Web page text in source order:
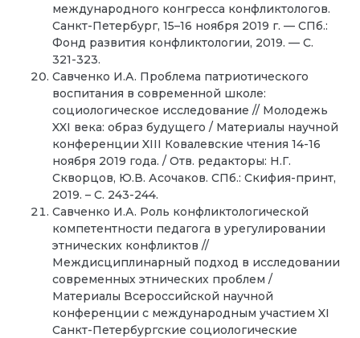
международного конгресса конфликтологов.
Санкт-Петербург, 15–16 ноября 2019 г. — СПб.:
Фонд развития конфликтологии, 2019. — С.
321-323.
Савченко И.А. Проблема патриотического
воспитания в современной школе:
социологическое исследование // Молодежь
XXI века: образ будущего / Материалы научной
конференции XIII Ковалевские чтения 14-16
ноября 2019 года. / Отв. редакторы: Н.Г.
Скворцов, Ю.В. Асочаков. СПб.: Скифия-принт,
2019. – С. 243-244.
Савченко И.А. Роль конфликтологической
компетентности педагога в урегулировании
этнических конфликтов //
Междисциплинарный подход в исследовании
современных этнических проблем /
Материалы Всероссийской научной
конференции с международным участием XI
Санкт-Петербургские социологические